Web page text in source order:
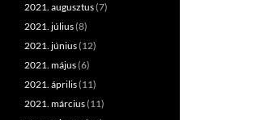
2021. augusztus(7)
2021. július(8)
2021. június(12)
2021. május(6)
2021. április(11)
2021. március(11)